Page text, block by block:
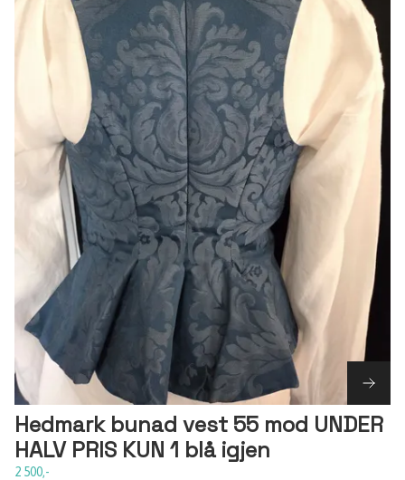
Hedmark bunad vest 55 mod UNDER
HALV PRIS KUN 1 blå igjen
2 500,-